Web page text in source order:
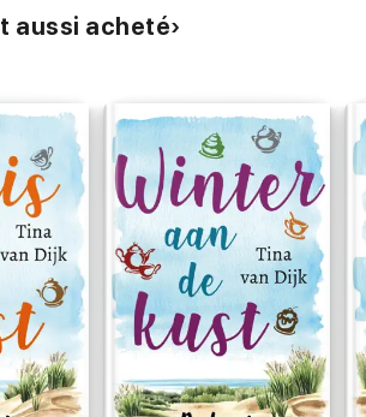
‒ Marie Claire
voor iedereen die houdt van antiek,
scones en een vleugje romantiek.' –
aussi acheté